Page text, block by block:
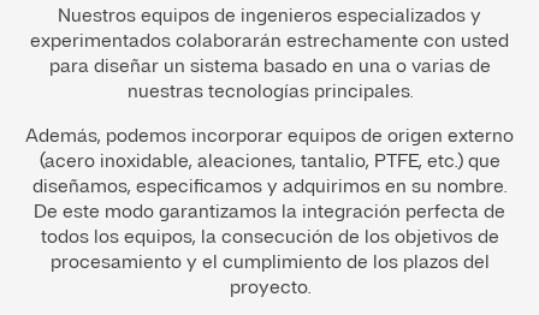
Nuestros equipos de ingenieros especializados y
experimentados colaborarán estrechamente con usted
para diseñar un sistema basado en una o varias de
nuestras tecnologías principales.
Además, podemos incorporar equipos de origen externo
(acero inoxidable, aleaciones, tantalio, PTFE, etc.) que
diseñamos, especificamos y adquirimos en su nombre.
De este modo garantizamos la integración perfecta de
todos los equipos, la consecución de los objetivos de
procesamiento y el cumplimiento de los plazos del
proyecto.